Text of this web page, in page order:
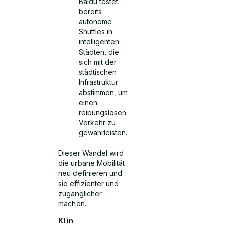
bereits
autonome
Shuttles in
intelligenten
Städten, die
sich mit der
städtischen
Infrastruktur
abstimmen, um
einen
reibungslosen
Verkehr zu
gewährleisten.
Dieser Wandel wird
die urbane Mobilität
neu definieren und
sie effizienter und
zugänglicher
machen.
KI in